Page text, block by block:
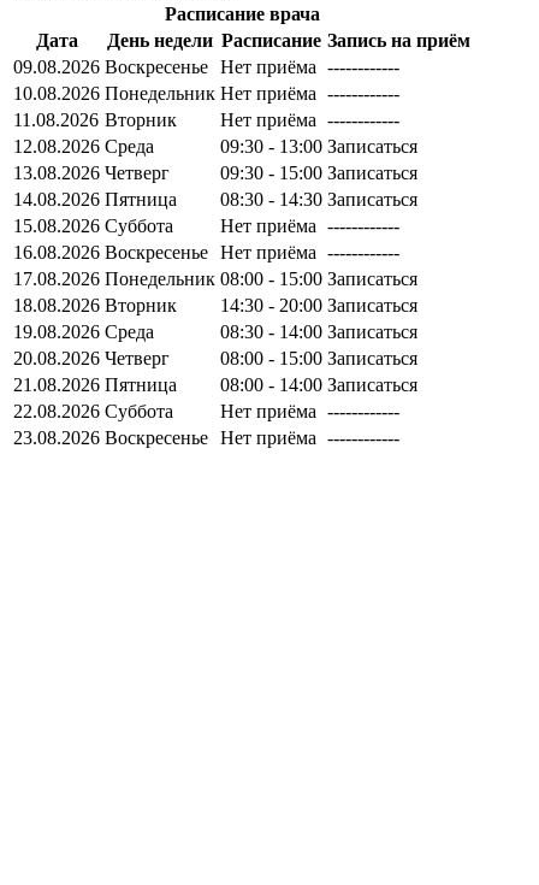
Расписание врача
Дата
День недели Расписание Запись на приём
09.08.2026 Воскресенье Нет приёма ------------
10.08.2026 Понедельник Нет приёма ------------
11.08.2026 Вторник Нет приёма ------------
12.08.2026 Среда 09:30 - 13:00 Записаться
13.08.2026 Четверг 09:30 - 15:00 Записаться
14.08.2026 Пятница 08:30 - 14:30 Записаться
15.08.2026 Суббота Нет приёма ------------
16.08.2026 Воскресенье Нет приёма ------------
17.08.2026 Понедельник 08:00 - 15:00 Записаться
18.08.2026 Вторник 14:30 - 20:00 Записаться
19.08.2026 Среда 08:30 - 14:00 Записаться
20.08.2026 Четверг 08:00 - 15:00 Записаться
21.08.2026 Пятница 08:00 - 14:00 Записаться
22.08.2026 Суббота Нет приёма ------------
23.08.2026 Воскресенье Нет приёма ------------